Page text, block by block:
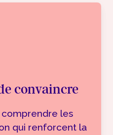
convaincre
comprendre les
qui renforcent la